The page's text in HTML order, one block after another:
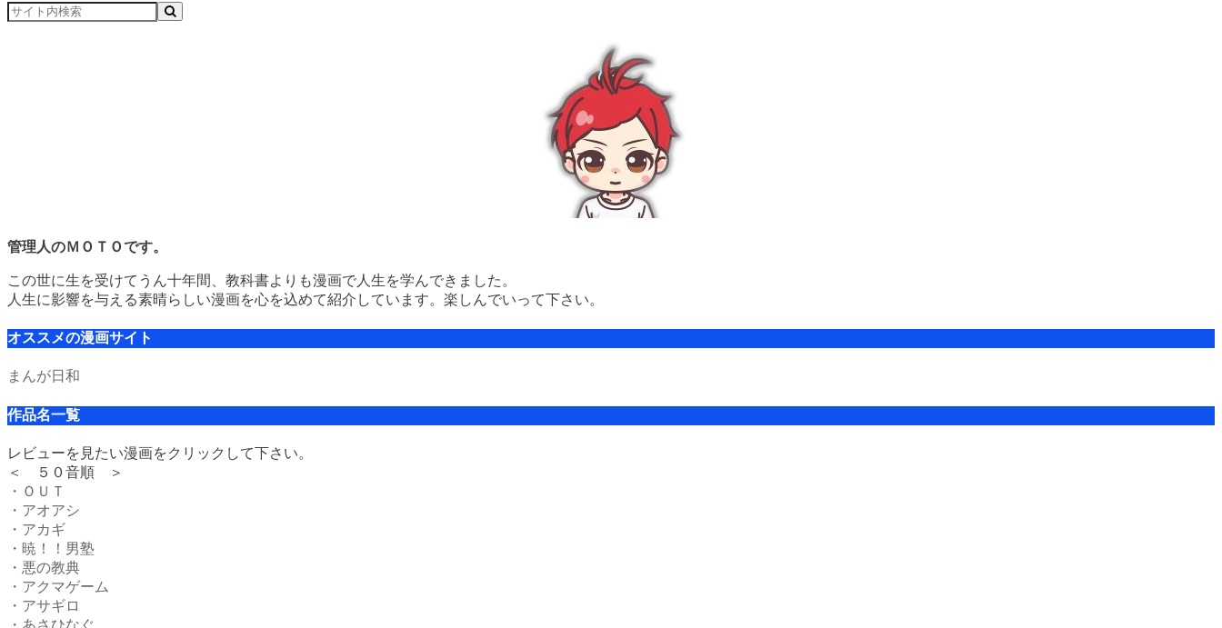
管理人のＭＯＴＯです。
この世に生を受けてうん十年間、教科書よりも漫画で人生を学んできました。
人生に影響を与える素晴らしい漫画を心を込めて紹介しています。楽しんでいって下さい。
オススメの漫画サイト
まんが日和
作品名一覧
レビューを見たい漫画をクリックして下さい。
＜ ５０音順 ＞
・ＯＵＴ
・アオアシ
・アカギ
・暁！！男塾
・悪の教典
・アクマゲーム
・アサギロ
・あさひなぐ